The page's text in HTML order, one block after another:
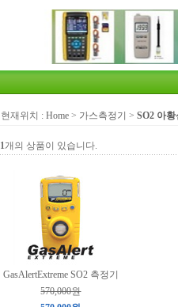
현재위치 : Home > 가스측정기 > SO2 아
1개의 상품이 있습니다.
GasAlertExtreme SO2 측정기
570,000원